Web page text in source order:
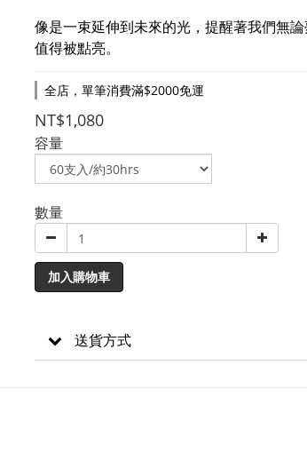
像是一束延伸到未來的光，提醒著我們無
值得被點亮。
全店，單筆消費滿$2000免運
NT$1,080
容量
數量
加入購物車
送貨方式